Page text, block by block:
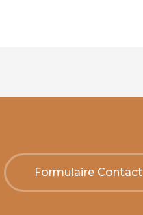
Formulaire Contact